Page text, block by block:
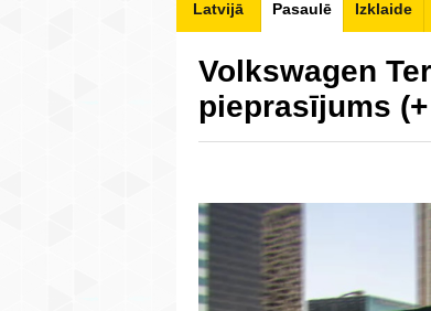
Latvijā Pasaulē Izklaide
Volkswagen
pieprasījums (+